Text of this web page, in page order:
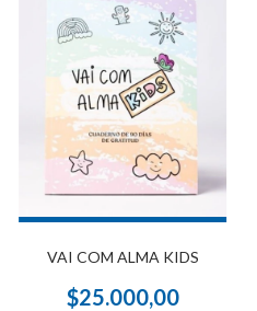
VAI COM ALMA KIDS
$25.000,00